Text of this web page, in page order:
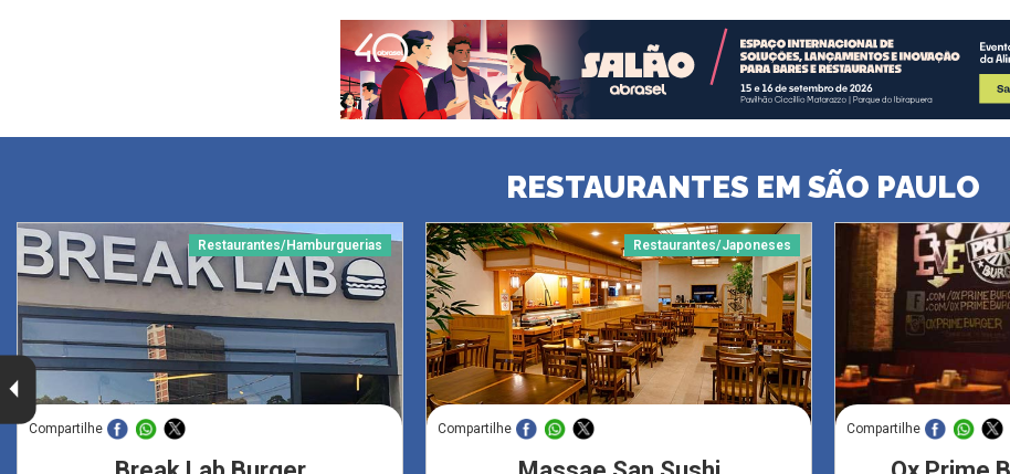
RESTAURANTES EM SÃO PAULO
Restaurantes/Hamburguerias
Compartilhe
Restaurantes/Japoneses
Compartilhe Compartilhe